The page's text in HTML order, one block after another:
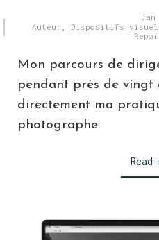
Jan
Auteur
Dispositifs
Mon parcours de
pendant près de vingt
directement ma
photographe.
Read